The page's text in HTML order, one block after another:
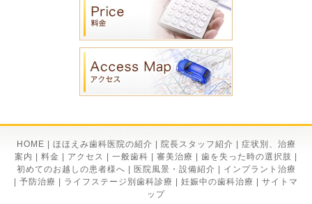
HOME ほほえみ歯科医院の紹介 院長スタッフ紹介
症状別、治療
案内
料金 アクセス 一般歯科 審美治療 歯を失った時の選択肢
初めてのお越しの患者様へ
医院風景・設備紹介
インプラント治療
予防治療 ライフステージ別歯科診療 妊娠中の歯科治療
サイトマ
ップ